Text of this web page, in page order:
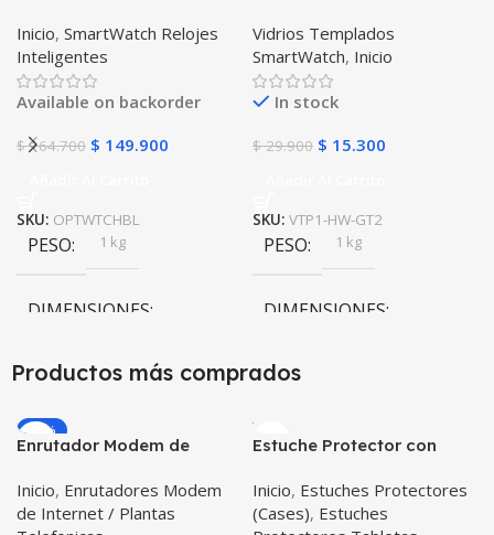
WATCH BLACK™ (PK W34
Iwo 10 12) Compatible
Android y iPhone
Inicio, SmartWatch Relojes
Inteligentes
Available on backorder
$164.700 $ 149.900
SKU: OPTWTCHBL
PESO 1 kg
DIMENSIONES
10 × 10 × 10 cm
Huawei Gt2 46mm
Vidrios Templados
SmartWatch, Inicio
In stock
$29.900 $ 15.300
SKU: VTP1-HW-GT2
PESO 1 kg
DIMENSIONES
10 × 10 × 10 cm
Productos más comprados
-20%
Enrutador Modem de
Libre Todo Operador 4G
LTE SIMCARD
Inicio, Enrutadores Modem
de Internet / Plantas
Estuche Protector con
Tablet Samsung Galaxy
Tab A8 10.5 2021 – 2022
Inicio, Estuches Protectores
(Cases), Estuches